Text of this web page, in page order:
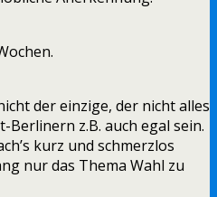
der einzige, der nicht alles
Berlinern z.B. auch egal sein.
kurz und schmerzlos
nur das Thema Wahl zu